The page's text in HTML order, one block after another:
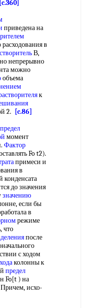
[c.360]
приведена на
в
В,
непрерывно
можно
объема
к
2.
[c.86]
момент
Фактор
Fo t2).
примеси и
в
конденсата
до значения
значению
если бы
в
режиме
что
после
с ходом
колонны к
предел
Fo[t ) на
исхо-